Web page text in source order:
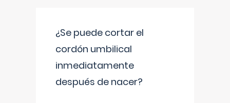
¿Se puede cortar el
cordón umbilical
inmediatamente
después de nacer?